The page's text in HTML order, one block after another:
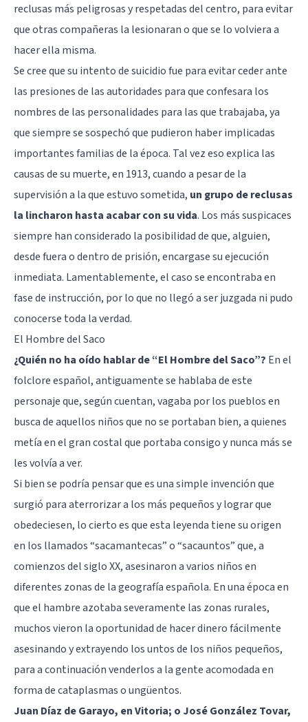
reclusas más peligrosas y respetadas del centro, para evitar
que otras compañeras la lesionaran o que se lo volviera a
hacer ella misma.
Se cree que su intento de suicidio fue para evitar ceder ante
las presiones de las autoridades para que confesara los
nombres de las personalidades para las que trabajaba, ya
que siempre se sospechó que pudieron haber implicadas
importantes familias de la época. Tal vez eso explica las
causas de su muerte, en 1913, cuando a pesar de la
supervisión a la que estuvo sometida, un grupo de reclusas
la lincharon hasta acabar con su vida. Los más suspicaces
siempre han considerado la posibilidad de que, alguien,
desde fuera o dentro de prisión, encargase su ejecución
inmediata. Lamentablemente, el caso se encontraba en
fase de instrucción, por lo que no llegó a ser juzgada ni pudo
conocerse toda la verdad.
El Hombre del Saco
¿Quién no ha oído hablar de “El Hombre del Saco”? En el
folclore español, antiguamente se hablaba de este
personaje que, según cuentan, vagaba por los pueblos en
busca de aquellos niños que no se portaban bien, a quienes
metía en el gran costal que portaba consigo y nunca más se
les volvía a ver.
Si bien se podría pensar que es una simple invención que
surgió para aterrorizar a los más pequeños y lograr que
obedeciesen, lo cierto es que esta leyenda tiene su origen
en los llamados “sacamantecas” o “sacauntos” que, a
comienzos del siglo XX, asesinaron a varios niños en
diferentes zonas de la geografía española. En una época en
que el hambre azotaba severamente las zonas rurales,
muchos vieron la oportunidad de hacer dinero fácilmente
asesinando y extrayendo los untos de los niños pequeños,
para a continuación venderlos a la gente acomodada en
forma de cataplasmas o ungüentos.
Juan Díaz de Garayo, en Vitoria; o José González Tovar,